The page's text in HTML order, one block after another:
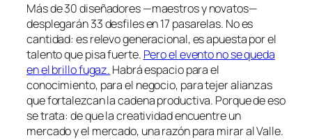
Más de 30 diseñadores —maestros y novatos—
desplegarán 33 desfiles en 17 pasarelas. No es
cantidad: es relevo generacional, es apuesta por el
talento que pisa fuerte. Pero el evento no se queda
en el brillo fugaz. Habrá espacio para el
conocimiento, para el negocio, para tejer alianzas
que fortalezcan la cadena productiva. Porque de eso
se trata: de que la creatividad encuentre un
mercado y el mercado, una razón para mirar al Valle.